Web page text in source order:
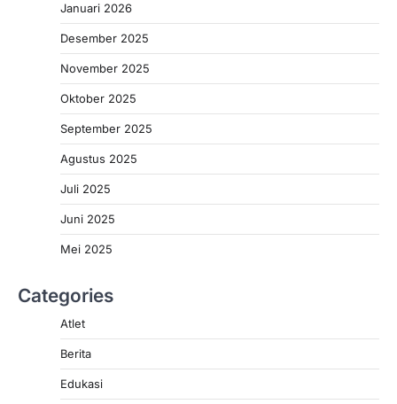
Januari 2026
Desember 2025
November 2025
Oktober 2025
September 2025
Agustus 2025
Juli 2025
Juni 2025
Mei 2025
Categories
Atlet
Berita
Edukasi